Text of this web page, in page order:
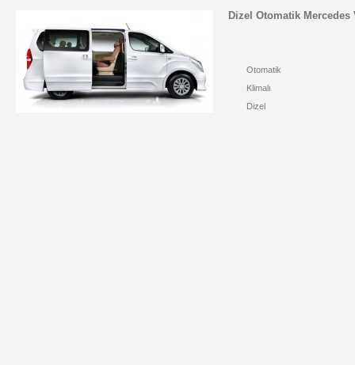
Dizel Otomatik Mercedes
Otomatik
Klimalı
Dizel